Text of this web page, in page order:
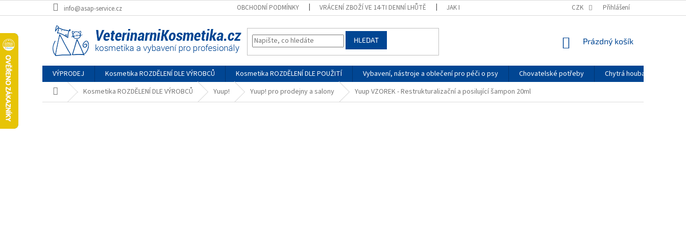
na
info@asap-service.cz OBCHODNÍ PODMÍNKY VRÁCENÍ ZBOŽÍ VE 14-TI DENNÍ LHŮTĚ JAK NAKUPOVAT PODMÍNKY OCHRANY OSOBNÍCH ÚDAJŮ
CZK Přihlášení
HLEDAT
NÁKUPNÍ
Prázdný košík
VÝPRODEJ Kosmetika ROZDĚLENÍ DLE VÝROBCŮ Kosmetika ROZDĚLENÍ DLE POUŽITÍ Vybavení, nástroje a oblečení pro péči o psy Chovatelské potřeby Chytrá houba
Domů Kosmetika ROZDĚLENÍ DLE VÝROBCŮ Yuup! Yuup! pro prodejny a salony Yuup VZOREK - Restrukturalizační a posilující šampon 20ml